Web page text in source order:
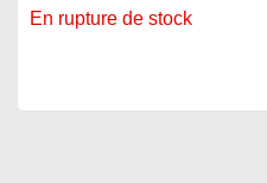
En rupture de stock